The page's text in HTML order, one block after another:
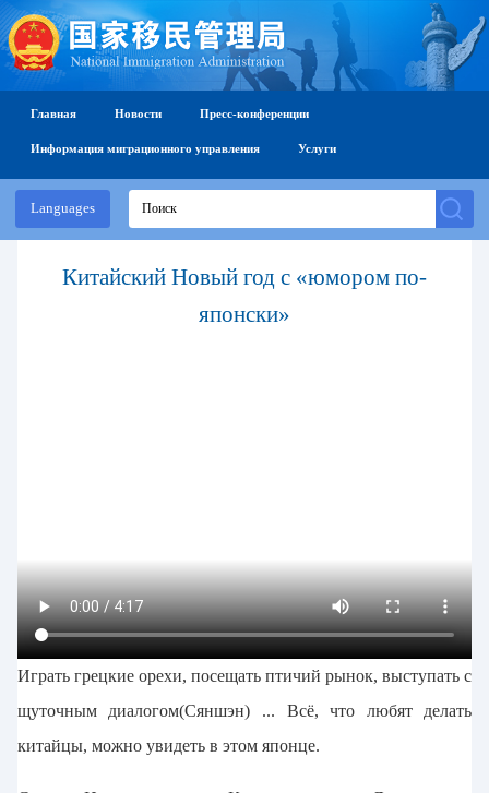
Languages
Главная Новости Пресс-конференции
Информация миграционного управления Услуги
Китайский Новый год с «юмором по-
японски»
Играть грецкие орехи, посещать птичий рынок, выступать с
щуточным диалогом(Сяншэн) ... Всё, что любят делать
китайцы, можно увидеть в этом японце.